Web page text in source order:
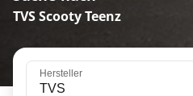
TVS Scooty Teenz
Hersteller
TVS